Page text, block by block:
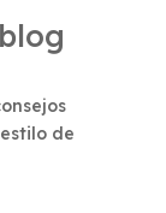
de